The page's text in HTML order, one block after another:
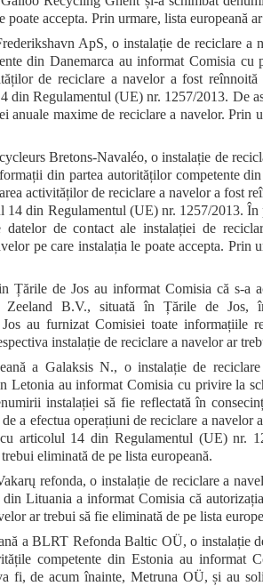
poate accepta. Prin urmare, lista europeană
ApS, o instalație de reciclare a
din Danemarca au informat Comisia
de reciclare a navelor a fost
din Regulamentul (UE) nr. 1257/2013. De
anuale maxime de reciclare a navelor. Prin
Bretons-Navaléo, o instalație de
din partea autorităților competente
activităților de reciclare a navelor a fost
14 din Regulamentul (UE) nr. 1257/2013.
de contact ale instalației de
pe care instalația le poate accepta. Prin
Țările de Jos au informat Comisia că s-a
Zeeland B.V., situată în Țările de
au furnizat Comisiei toate informațiile
instalație de reciclare a navelor ar
a Galaksis N., o instalație de
Letonia au informat Comisia cu privire la
instalației să fie reflectată în
a efectua operațiuni de reciclare a navelor
articolul 14 din Regulamentul (UE) nr.
eliminată de pe lista europeană.
refonda, o instalație de reciclare a
Lituania a informat Comisia că
ar trebui să fie eliminată de pe lista
a BLRT Refonda Baltic OÜ, o instalație
competente din Estonia au informat
fi, de acum înainte, Metruna OÜ, și au